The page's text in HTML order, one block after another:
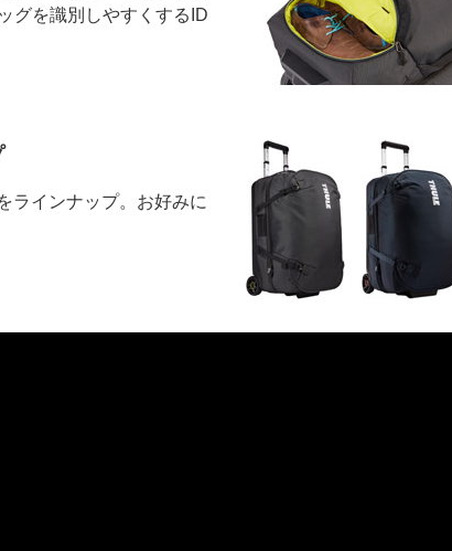
グを識別しやすくするID
ラインナップ。お好みに